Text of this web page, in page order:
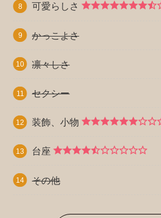
可愛らしさ
かっこよさ
凛々しさ
セクシー
装飾、小物
台座
その他